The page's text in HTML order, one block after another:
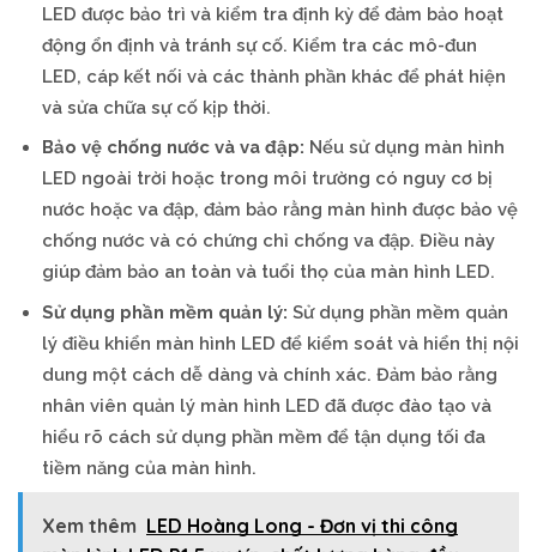
LED được bảo trì và kiểm tra định kỳ để đảm bảo hoạt
động ổn định và tránh sự cố. Kiểm tra các mô-đun
LED, cáp kết nối và các thành phần khác để phát hiện
và sửa chữa sự cố kịp thời.
Bảo vệ chống nước và va đập: Nếu sử dụng màn hình
LED ngoài trời hoặc trong môi trường có nguy cơ bị
nước hoặc va đập, đảm bảo rằng màn hình được bảo vệ
chống nước và có chứng chỉ chống va đập. Điều này
giúp đảm bảo an toàn và tuổi thọ của màn hình LED.
Sử dụng phần mềm quản lý: Sử dụng phần mềm quản
lý điều khiển màn hình LED để kiểm soát và hiển thị nội
dung một cách dễ dàng và chính xác. Đảm bảo rằng
nhân viên quản lý màn hình LED đã được đào tạo và
hiểu rõ cách sử dụng phần mềm để tận dụng tối đa
tiềm năng của màn hình.
Xem thêm LED Hoàng Long - Đơn vị thi công